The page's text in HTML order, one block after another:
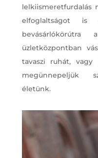
lelkiismeretfurdalás
elfoglaltságot is
üzletközpontban
tavaszi ruhát,
megünnepeljük
életünk.